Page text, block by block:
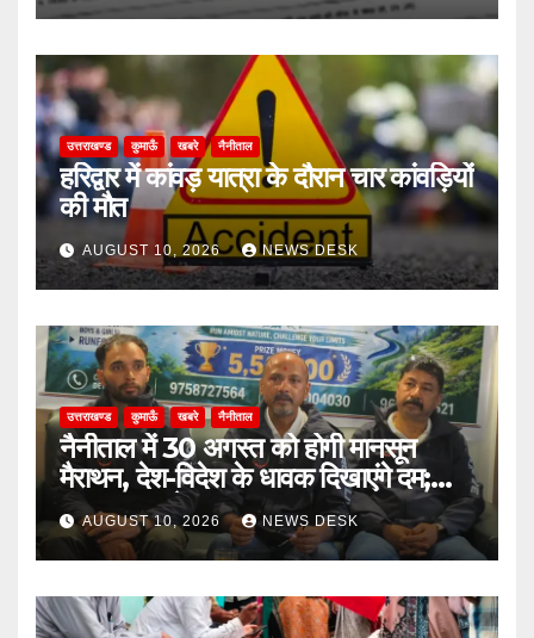
उत्तराखण्ड कुमाऊँ खबरे नैनीताल
हरिद्वार में कांवड़ यात्रा के दौरान चार कांवड़ियों
की मौत
AUGUST 10, 2026 NEWS DESK
उत्तराखण्ड कुमाऊँ खबरे नैनीताल
नैनीताल में 30 अगस्त को होगी मानसून
मैराथन, देश-विदेश के धावक दिखाएंगे दम;
₹5.50 लाख के पुरस्कार
AUGUST 10, 2026 NEWS DESK